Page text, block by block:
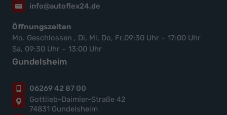
info@autoflex24.de
Öffnungszeiten
Mo. Geschlossen , Di, Mi, Do, Fr,09:30 Uhr – 17:00 Uhr
Sa, 09:30 Uhr – 13:00 Uhr
Gundelsheim
06269 42 87 00
Gottlieb-Daimler-Straße 42
74831 Gundelsheim